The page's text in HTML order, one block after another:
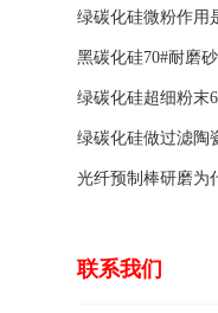
绿碳化硅微粉作用
黑碳化硅70#耐磨
骨料的特点有哪些
绿碳化硅超细粉末
涂料的优点
绿碳化硅做过滤陶
光纤预制棒研磨为
联系我们